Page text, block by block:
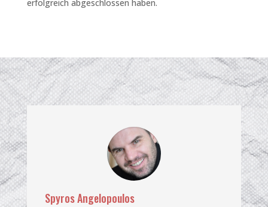
erfolgreich abgeschlossen haben.
Spyros Angelopoulos